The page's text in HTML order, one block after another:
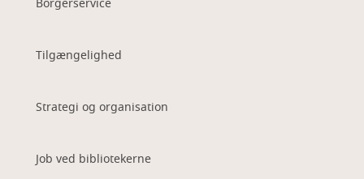
Borgerservice
Tilgængelighed
Strategi og organisation
Job ved bibliotekerne